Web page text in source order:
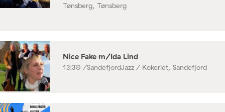
Tønsberg, Tønsberg
Nice Fake m/Ida Lind
13:30 /SandefjordJazz / Kokeriet, Sandefjord